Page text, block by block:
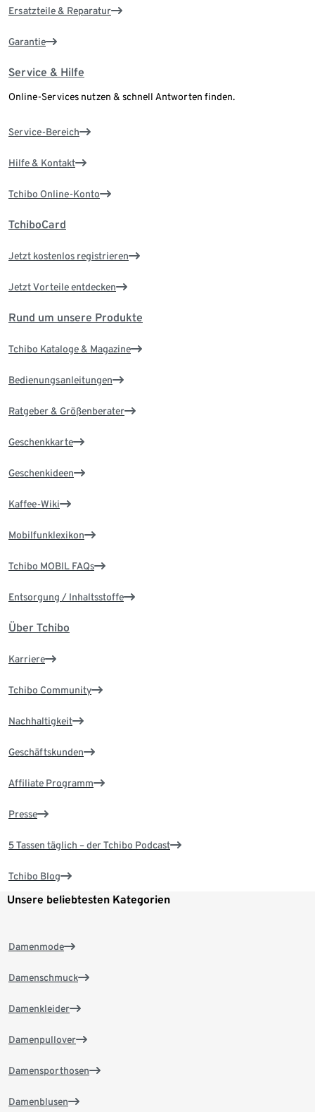
Ersatzteile & Reparatur
Garantie
Service & Hilfe
Online-Services nutzen & schnell Antworten finden.
Service-Bereich
Hilfe & Kontakt
Tchibo Online-Konto
TchiboCard
Jetzt kostenlos registrieren
Jetzt Vorteile entdecken
Rund um unsere Produkte
Tchibo Kataloge & Magazine
Bedienungsanleitungen
Ratgeber & Größenberater
Geschenkkarte
Geschenkideen
Kaffee-Wiki
Mobilfunklexikon
Tchibo MOBIL FAQs
Entsorgung / Inhaltsstoffe
Über Tchibo
Karriere
Tchibo Community
Nachhaltigkeit
Geschäftskunden
Affiliate Programm
Presse
5 Tassen täglich – der Tchibo Podcast
Tchibo Blog
Unsere beliebtesten Kategorien
Damenmode
Damenschmuck
Damenkleider
Damenpullover
Damensporthosen
Damenblusen